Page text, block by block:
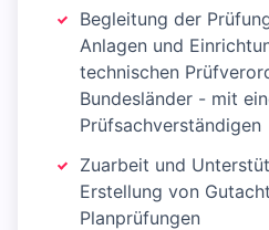
Begleitung der
Anlagen und
technischen
Bundesländer - mit
Prüfsachverständigen
Zuarbeit und
Erstellung von
Planprüfungen